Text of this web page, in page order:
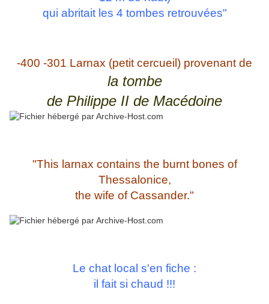
qui abritait les 4 tombes retrouvées"
-400 -301 Larnax (petit cercueil) provenant de
la tombe
de Philippe II de Macédoine
"This larnax contains the burnt bones of
Thessalonice,
the wife of Cassander."
Le chat local s'en fiche :
il fait si chaud !!!